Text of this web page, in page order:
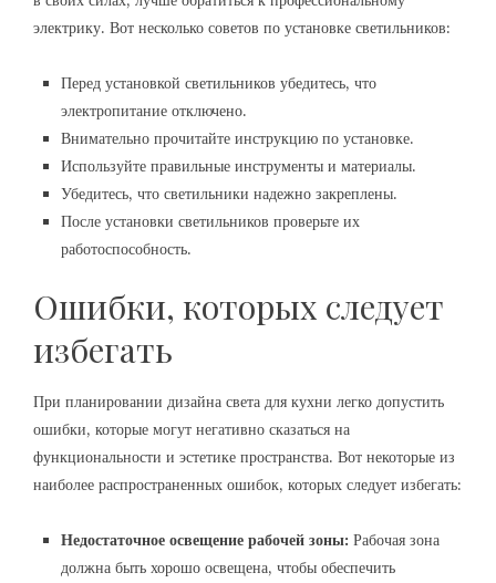
электрику. Вот несколько советов по установке светильников:
Перед установкой светильников убедитесь, что
электропитание отключено.
Внимательно прочитайте инструкцию по установке.
Используйте правильные инструменты и материалы.
Убедитесь, что светильники надежно закреплены.
После установки светильников проверьте их
работоспособность.
Ошибки, которых следует
избегать
При планировании дизайна света для кухни легко допустить
ошибки, которые могут негативно сказаться на
функциональности и эстетике пространства. Вот некоторые из
наиболее распространенных ошибок, которых следует избегать:
Недостаточное освещение рабочей зоны: Рабочая зона
должна быть хорошо освещена, чтобы обеспечить